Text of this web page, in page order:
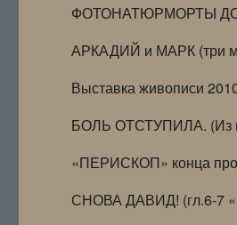
ФОТОНАТЮРМОРТЫ ДО
АРКАДИЙ и МАРК (три
Выставка живописи
БОЛЬ ОТСТУПИЛА. (Из
«ПЕРИСКОП» конца
СНОВА ДАВИД! (гл.6-7